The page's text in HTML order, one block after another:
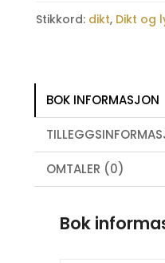
Stikkord: dikt, Dikt og
BOK INFORMASJON
OMTALER (0)
Bok